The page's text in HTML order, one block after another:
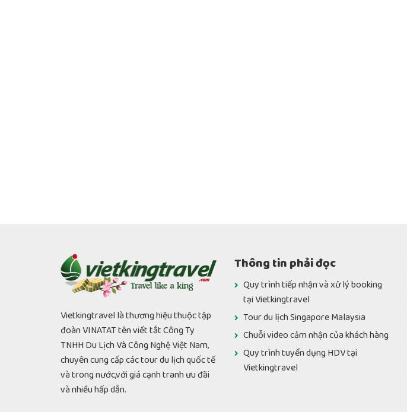
Vietkingtravel là thương hiệu thuộc tập
đoàn VINATAT tên viết tắt Công Ty
TNHH Du Lịch Và Công Nghệ Việt Nam,
chuyên cung cấp các tour du lịch quốc tế
và trong nước,với giá cạnh tranh ưu đãi
và nhiều hấp dẫn.
Thông tin phải đọc
Quy trình tiếp nhận và xử lý booking
tại Vietkingtravel
Tour du lịch Singapore Malaysia
Chuỗi video cảm nhận của khách hàng
Quy trình tuyển dụng HDV tại
Vietkingtravel